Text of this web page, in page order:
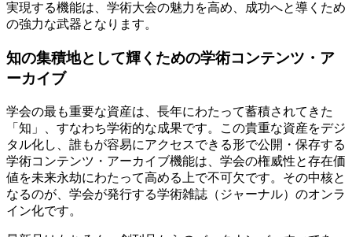
実現する機能は、学術大会の魅力を高め、成功へと導くため
の強力な武器となります。
知の集積地として輝くための学術コンテンツ・ア
ーカイブ
学会の最も重要な資産は、長年にわたって蓄積されてきた
「知」、すなわち学術的な成果です。この貴重な資産をデジ
タル化し、誰もが容易にアクセスできる形で公開・保存する
学術コンテンツ・アーカイブ機能は、学会の権威性と存在価
値を未来永劫にわたって高める上で不可欠です。その中核と
なるのが、学会が発行する学術雑誌（ジャーナル）のオンラ
イン化です。